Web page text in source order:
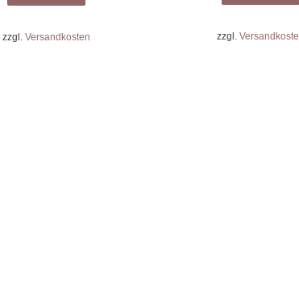
zzgl. Versandkosten zzgl.